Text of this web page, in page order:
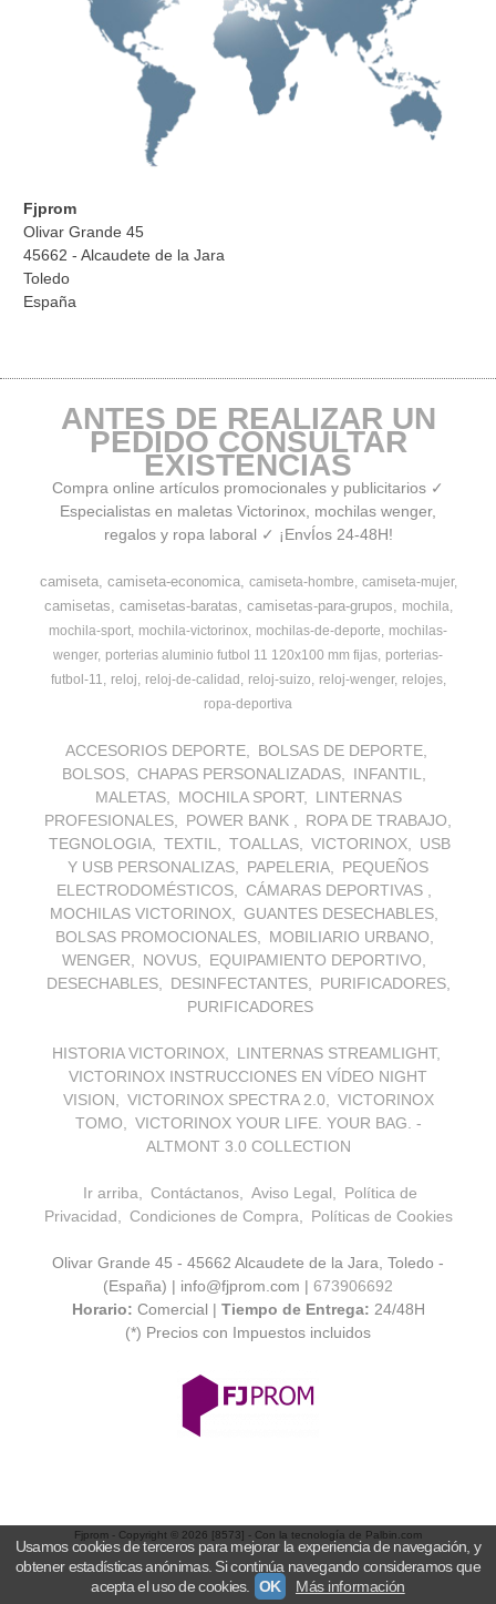
Fjprom
Olivar Grande 45
45662 - Alcaudete de la Jara
Toledo
España
ANTES DE REALIZAR UN
PEDIDO CONSULTAR
EXISTENCIAS
Compra online artículos promocionales y publicitarios ✓
Especialistas en maletas Victorinox, mochilas wenger,
regalos y ropa laboral ✓ ¡EnvÍos 24-48H!
camiseta camiseta-economica camiseta-hombre camiseta-mujer
camisetas camisetas-baratas camisetas-para-grupos
mochila
mochila-sport mochila-victorinox mochilas-de-deporte
mochilas-
wenger porterias aluminio futbol 11 120x100 mm fijas porterias-
futbol-11
reloj reloj-de-calidad reloj-suizo reloj-wenger
relojes
ropa-deportiva
ACCESORIOS DEPORTE
BOLSAS DE DEPORTE
BOLSOS
CHAPAS PERSONALIZADAS
INFANTIL
MALETAS
MOCHILA SPORT
LINTERNAS
PROFESIONALES
POWER BANK
ROPA DE TRABAJO
TEGNOLOGIA
TEXTIL TOALLAS VICTORINOX
USB
Y USB PERSONALIZAS
PAPELERIA
PEQUEÑOS
ELECTRODOMÉSTICOS
CÁMARAS DEPORTIVAS
MOCHILAS VICTORINOX
GUANTES DESECHABLES
BOLSAS PROMOCIONALES
MOBILIARIO URBANO
WENGER
NOVUS
EQUIPAMIENTO DEPORTIVO
DESECHABLES
DESINFECTANTES
PURIFICADORES
PURIFICADORES
HISTORIA VICTORINOX
LINTERNAS STREAMLIGHT
VICTORINOX INSTRUCCIONES EN VÍDEO NIGHT
VISION
VICTORINOX SPECTRA 2.0
VICTORINOX
TOMO
VICTORINOX YOUR LIFE. YOUR BAG. -
ALTMONT 3.0 COLLECTION
Ir arriba Contáctanos Aviso Legal
Política de
Privacidad
Condiciones de Compra Políticas de Cookies
Olivar Grande 45 - 45662 Alcaudete de la Jara, Toledo -
(España) | info@fjprom.com | 673906692
Horario: Comercial | Tiempo de Entrega: 24/48H
(*) Precios con Impuestos incluidos
Fjprom - Copyright © 2026 [8573] - Con la tecnología de Palbin.com
Usamos cookies de terceros para mejorar la experiencia de navegación, y
obtener estadísticas anónimas. Si continúa navegando consideramos que
acepta el uso de cookies.
OK Más información